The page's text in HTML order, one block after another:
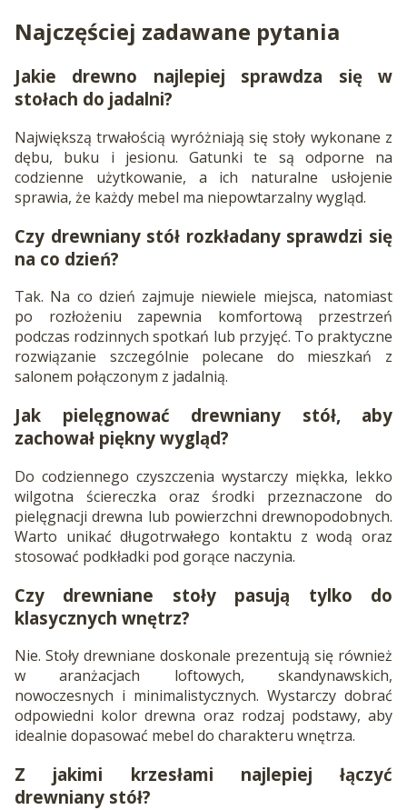
Najczęściej zadawane pytania
Jakie drewno najlepiej sprawdza się w
stołach do jadalni?
Największą trwałością wyróżniają się stoły wykonane z
dębu, buku i jesionu. Gatunki te są odporne na
codzienne użytkowanie, a ich naturalne usłojenie
sprawia, że każdy mebel ma niepowtarzalny wygląd.
Czy drewniany stół rozkładany sprawdzi się
na co dzień?
Tak. Na co dzień zajmuje niewiele miejsca, natomiast
po rozłożeniu zapewnia komfortową przestrzeń
podczas rodzinnych spotkań lub przyjęć. To praktyczne
rozwiązanie szczególnie polecane do mieszkań z
salonem połączonym z jadalnią.
Jak pielęgnować drewniany stół, aby
zachował piękny wygląd?
Do codziennego czyszczenia wystarczy miękka, lekko
wilgotna ściereczka oraz środki przeznaczone do
pielęgnacji drewna lub powierzchni drewnopodobnych.
Warto unikać długotrwałego kontaktu z wodą oraz
stosować podkładki pod gorące naczynia.
Czy drewniane stoły pasują tylko do
klasycznych wnętrz?
Nie. Stoły drewniane doskonale prezentują się również
w aranżacjach loftowych, skandynawskich,
nowoczesnych i minimalistycznych. Wystarczy dobrać
odpowiedni kolor drewna oraz rodzaj podstawy, aby
idealnie dopasować mebel do charakteru wnętrza.
Z jakimi krzesłami najlepiej łączyć
drewniany stół?